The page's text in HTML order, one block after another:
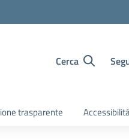
Cerca
trasparente